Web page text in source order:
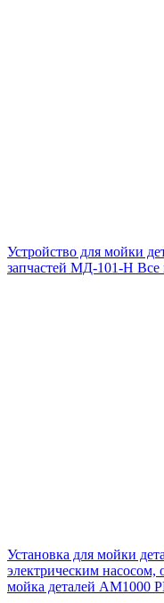
Устройство для мойки
запчастей МД-101-Н Все
Установка для мойки
электрическим
мойка деталей АМ1000